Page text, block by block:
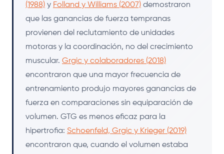
(1988) y Folland y Williams (2007) demostraron
que las ganancias de fuerza tempranas
provienen del reclutamiento de unidades
motoras y la coordinación, no del crecimiento
muscular. Grgic y colaboradores (2018)
encontraron que una mayor frecuencia de
entrenamiento produjo mayores ganancias de
fuerza en comparaciones sin equiparación de
volumen. GTG es menos eficaz para la
hipertrofia: Schoenfeld, Grgic y Krieger (2019)
encontraron que, cuando el volumen estaba